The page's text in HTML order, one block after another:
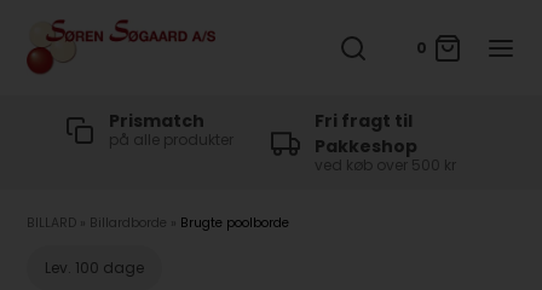
0
Prismatch
på alle produkter
Fri fragt til
Pakkeshop
ved køb over 500 kr
BILLARD Billardborde Brugte poolborde
Lev. 100 dage